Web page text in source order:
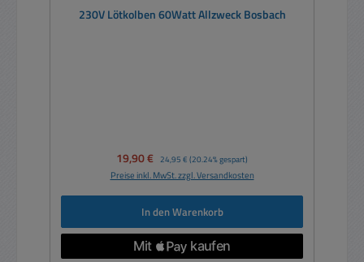
230V Lötkolben 60Watt Allzweck Bosbach
Verkaufspreis:
19,90 € Regulärer Preis:
24,95 € (20.24% gespart)
Preise inkl. MwSt. zzgl. Versandkosten
In den Warenkorb